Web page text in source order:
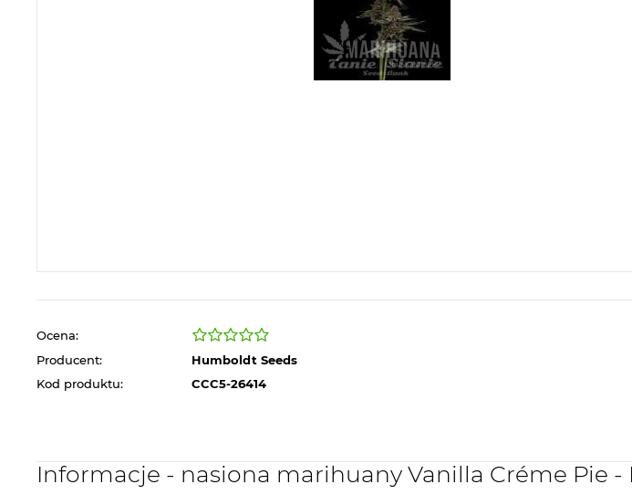
Ocena:
Producent:
Humboldt Seeds
Kod produktu:
CCC5-26414
Informacje - nasiona marihuany Vanilla Créme Pie -